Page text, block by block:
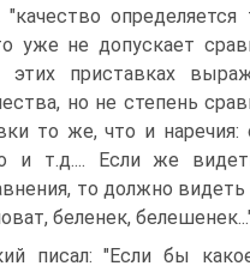
определяется
уже не допускает
приставках
но не степень
то же, что и наречия:
и т.д.... Если же
то должно видеть
беленек,
писал: "Если бы